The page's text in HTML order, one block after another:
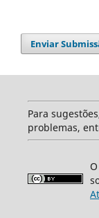
Enviar
Para
problemas,